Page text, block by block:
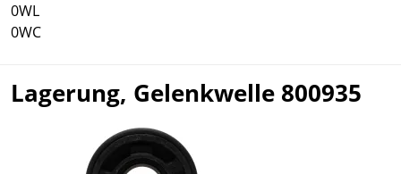
0WL
0WC
Lagerung, Gelenkwelle 800935